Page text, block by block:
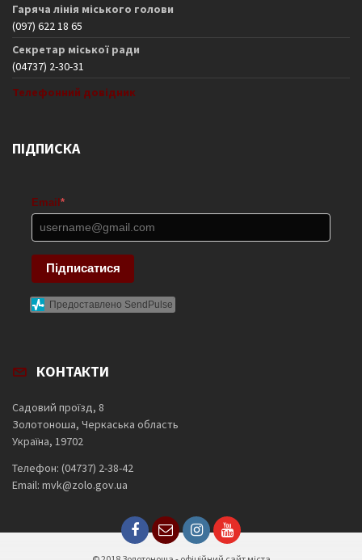
Гаряча лінія міського голови
(097) 622 18 65
Секретар міської ради
(04737) 2-30-31
Телефонний довідник
ПІДПИСКА
Email *
Підписатися
Предоставлено SendPulse
КОНТАКТИ
Садовий проїзд, 8
Золотоноша, Черкаська область
Україна, 19702
Телефон: (04737) 2-38-42
Email: mvk@zolo.gov.ua